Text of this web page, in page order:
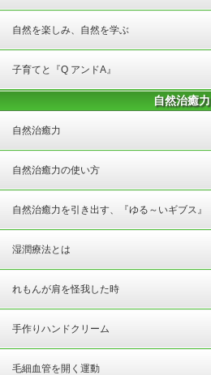
自然を楽しみ、自然を学ぶ
子育てと『Q アンドA』
自然治癒力
自然治癒力
自然治癒力の使い方
自然治癒力を引き出す、『ゆる～いギブス』
湿潤療法とは
れもんが肩を怪我した時
手作りハンドクリーム
毛細血管を開く運動